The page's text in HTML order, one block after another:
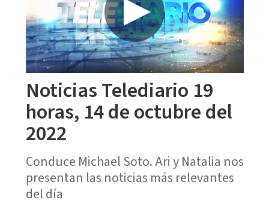
Noticias Telediario 19
horas, 14 de octubre del
2022
Conduce Michael Soto. Ari y Natalia nos
presentan las noticias más relevantes
del día